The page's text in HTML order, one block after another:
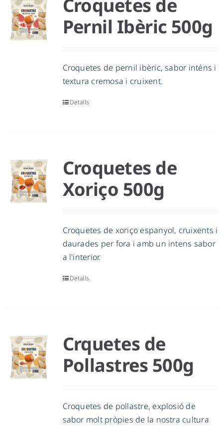
Croquetes de
Pernil Ibèric 500g
Croquetes de pernil ibèric, sabor inténs i
textura cremosa i cruixent.
Detalls
Croquetes de
Xoriço 500g
Croquetes de xoriço espanyol, cruixents i
daurades per fora i amb un intens sabor
a l'interior.
Detalls
Crquetes de
Pollastres 500g
Croquetes de pollastre, explosió de
sabor molt pròpies de la nostra cultura